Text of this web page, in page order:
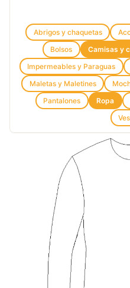
Abrigos y chaquetas
Bolsos
Camisas y
Impermeables y Paraguas
Maletas y Maletines
Pantalones
Ropa